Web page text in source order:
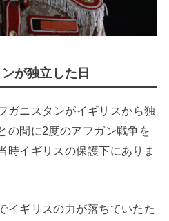
が独立した日
ガニスタンがイギリスから独
の間に2度のアフガン戦争を
時イギリスの保護下にありま
イギリスの力が落ちていたた